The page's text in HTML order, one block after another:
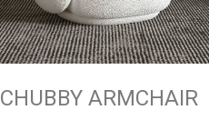
CHUBBY ARMCHAIR